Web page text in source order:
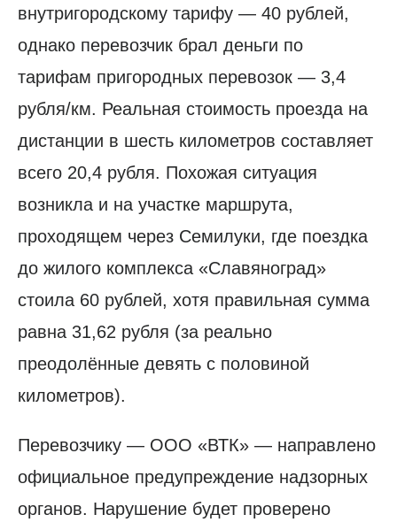
внутригородскому тарифу — 40 рублей,
однако перевозчик брал деньги по
тарифам пригородных перевозок — 3,4
рубля/км. Реальная стоимость проезда на
дистанции в шесть километров составляет
всего 20,4 рубля. Похожая ситуация
возникла и на участке маршрута,
проходящем через Семилуки, где поездка
до жилого комплекса «Славяноград»
стоила 60 рублей, хотя правильная сумма
равна 31,62 рубля (за реально
преодолённые девять с половиной
километров).
Перевозчику — ООО «ВТК» — направлено
официальное предупреждение надзорных
органов. Нарушение будет проверено